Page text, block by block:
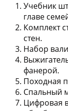
Учебник
главе
Комплект
стен.
Набор
фанерой.
Походная
Спальный
Цифровая